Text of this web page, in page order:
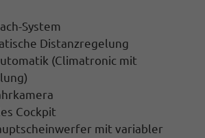
System
Distanzregelung
(Climatronic mit
Cockpit
mit variabler